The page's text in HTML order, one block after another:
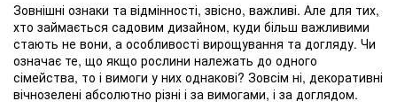
Зовнішні ознаки та відмінності, звісно, важливі. Але для тих,
хто займається садовим дизайном, куди більш важливими
стають не вони, а особливості вирощування та догляду. Чи
означає те, що якщо рослини належать до одного
сімейства, то і вимоги у них однакові? Зовсім ні, декоративні
вічнозелені абсолютно різні і за вимогами, і за доглядом.